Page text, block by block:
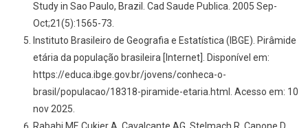
Study in Sao Paulo, Brazil. Cad Saude Publica. 2005 Sep-
Oct;21(5):1565-73.
Instituto Brasileiro de Geografia e Estatística (IBGE). Pirâmide
etária da população brasileira [Internet]. Disponível em:
https://educa.ibge.gov.br/jovens/conheca-o-
brasil/populacao/18318-piramide-etaria.html. Acesso em: 10
nov 2025.